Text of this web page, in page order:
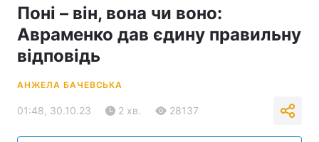
Поні – він, вона чи воно:
Авраменко дав єдину правильну
відповідь
АНЖЕЛА БАЧЕВСЬКА
01:48, 30.10.23 2 хв. 28137